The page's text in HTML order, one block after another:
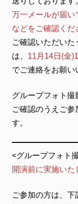
万一メールが届い
などをご確認くだ
ご確認いただい
は、 11月14日(金
でご連絡をお願い
グループフォト撮
ご確認のうえご参
す。
<グループフォト
開演前に実施いた
ご参加の方は、